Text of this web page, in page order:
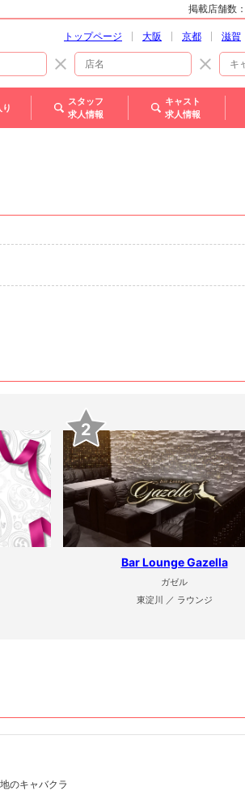
掲載店舗数：
トップページ 大阪 京都 滋賀
スタッフ
求人情報
キャスト
求人情報
2
Bar Lounge Gazella
ガゼル
東淀川 ／ ラウンジ
のキャバクラ